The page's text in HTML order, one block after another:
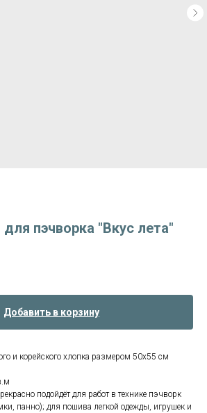
пэчворка "Вкус лета"
Добавить в корзину
и корейского хлопка размером 50х55 см
подойдёт для работ в технике пэчворк
панно); для пошива легкой одежды, игрушек и